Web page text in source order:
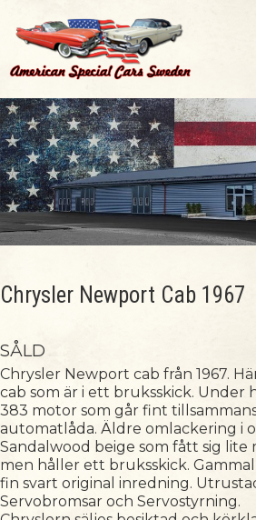
Chrysler Newport Cab 1967
SÅLD
Chrysler Newport cab från 1967.
cab som är i ett bruksskick. Under
383 motor som går fint
automatlåda. Äldre omlackering i
Sandalwood beige som fått sig
men håller ett bruksskick.
fin svart original inredning.
Servobromsar och Servostyrning.